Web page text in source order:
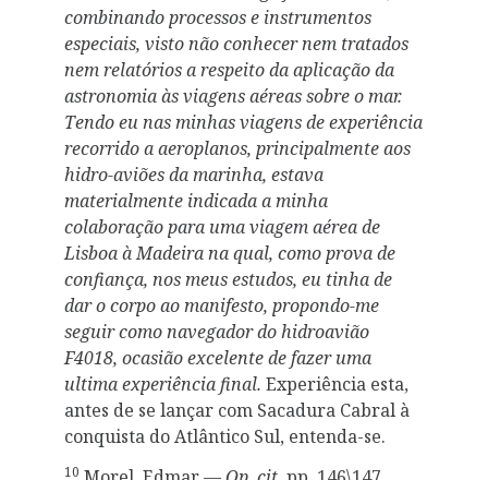
combinando processos e instrumentos
especiais, visto não conhecer nem tratados
nem relatórios a respeito da aplicação da
astronomia às viagens aéreas sobre o mar.
Tendo eu nas minhas viagens de experiência
recorrido a aeroplanos, principalmente aos
hidro-aviões da marinha, estava
materialmente indicada a minha
colaboração para uma viagem aérea de
Lisboa à Madeira na qual, como prova de
confiança, nos meus estudos, eu tinha de
dar o corpo ao manifesto, propondo-me
seguir como navegador do hidroavião
F4018, ocasião excelente de fazer uma
ultima experiência final.Experiência esta,
antes de se lançar com Sacadura Cabral à
conquista do Atlântico Sul, entenda-se.
10